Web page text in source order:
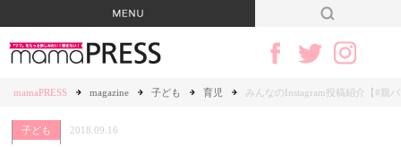
mamaPRESS magazine 子ども 育児 みんなのInstagram投稿紹介【#親
子ども 2018.09.16